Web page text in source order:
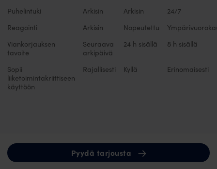
Puhelintuki Arkisin Arkisin
24/7
Reagointi
Arkisin Nopeutettu
Viankorjauksen
tavoite
Seuraava
arkipäivä
24 h sisällä 8 h sisällä
Sopii
liiketoimintakriittiseen
käyttöön
Rajallisesti Kyllä Erinomaisesti
Pyydä tarjousta